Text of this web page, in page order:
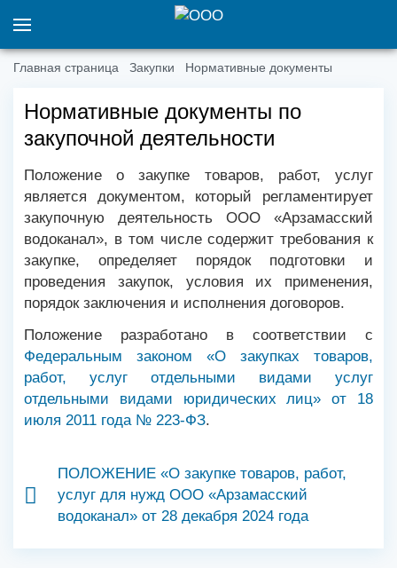
Главная страница Закупки Нормативные документы
Нормативные документы по
закупочной деятельности
Положение о закупке товаров, работ, услуг
является документом, который регламентирует
закупочную деятельность ООО «Арзамасский
водоканал», в том числе содержит требования к
закупке, определяет порядок подготовки и
проведения закупок, условия их применения,
порядок заключения и исполнения договоров.
Положение разработано в соответствии с
Федеральным законом «О закупках товаров,
работ, услуг отдельными видами услуг
отдельными видами юридических лиц» от 18
июля 2011 года № 223-ФЗ.
ПОЛОЖЕНИЕ «О закупке товаров, работ,
услуг для нужд ООО «Арзамасский
водоканал» от 28 декабря 2024 года